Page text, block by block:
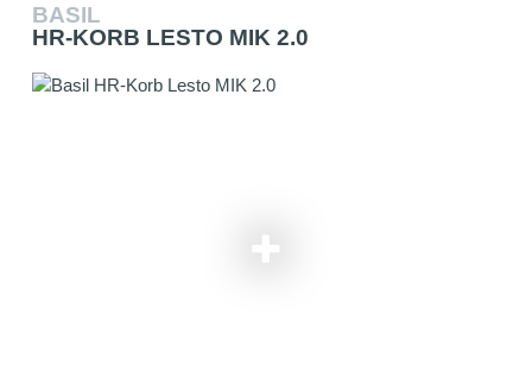
BASIL
HR-KORB LESTO MIK 2.0